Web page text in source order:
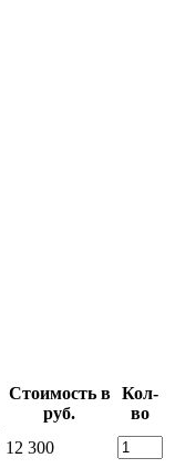
Стоимость в
руб.
Кол-
во
12 300